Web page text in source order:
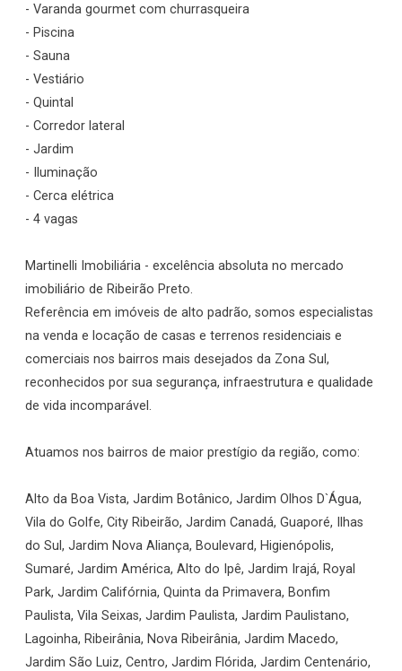
- Varanda gourmet com churrasqueira
- Piscina
- Sauna
- Vestiário
- Quintal
- Corredor lateral
- Jardim
- Iluminação
- Cerca elétrica
- 4 vagas
Martinelli Imobiliária - excelência absoluta no mercado
imobiliário de Ribeirão Preto.
Referência em imóveis de alto padrão, somos especialistas
na venda e locação de casas e terrenos residenciais e
comerciais nos bairros mais desejados da Zona Sul,
reconhecidos por sua segurança, infraestrutura e qualidade
de vida incomparável.
Atuamos nos bairros de maior prestígio da região, como:
Alto da Boa Vista, Jardim Botânico, Jardim Olhos D`Água,
Vila do Golfe, City Ribeirão, Jardim Canadá, Guaporé, Ilhas
do Sul, Jardim Nova Aliança, Boulevard, Higienópolis,
Sumaré, Jardim América, Alto do Ipê, Jardim Irajá, Royal
Park, Jardim Califórnia, Quinta da Primavera, Bonfim
Paulista, Vila Seixas, Jardim Paulista, Jardim Paulistano,
Lagoinha, Ribeirânia, Nova Ribeirânia, Jardim Macedo,
Jardim São Luiz, Centro, Jardim Flórida, Jardim Centenário,